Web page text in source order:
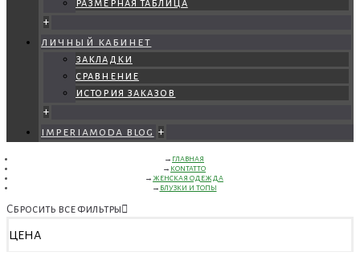
размерная таблица
+
личный кабинет
закладки
сравнение
история заказов
+
imperiamoda blog +
ГЛАВНАЯ
KONTATTO
ЖЕНСКАЯ ОДЕЖДА
БЛУЗКИ И ТОПЫ
Сбросить все фильтры
ЦЕНА